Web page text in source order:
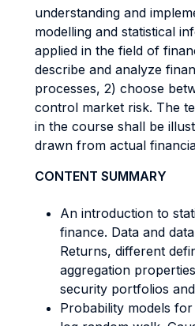
understanding and
modelling and statistical
applied in the field of
describe and analyze
processes, 2) choose
control market risk. The
in the course shall be
drawn from actual
CONTENT SUMMARY
An introduction to
finance. Data and
Returns, different
aggregation
security portfolios
Probability models